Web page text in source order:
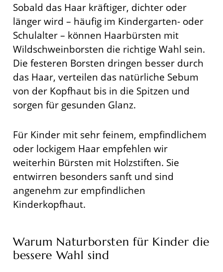
Sobald das Haar kräftiger, dichter oder
länger wird – häufig im Kindergarten- oder
Schulalter – können Haarbürsten mit
Wildschweinborsten die richtige Wahl sein.
Die festeren Borsten dringen besser durch
das Haar, verteilen das natürliche Sebum
von der Kopfhaut bis in die Spitzen und
sorgen für gesunden Glanz.
Für Kinder mit sehr feinem, empfindlichem
oder lockigem Haar empfehlen wir
weiterhin Bürsten mit Holzstiften. Sie
entwirren besonders sanft und sind
angenehm zur empfindlichen
Kinderkopfhaut.
Warum Naturborsten für Kinder die
bessere Wahl sind